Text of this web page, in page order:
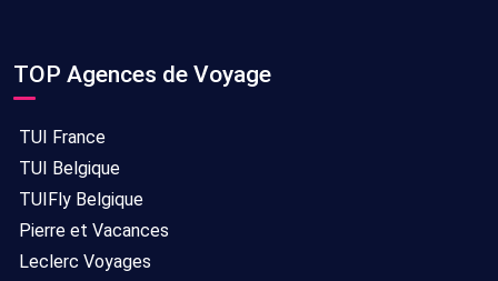
TOP Agences de Voyage
TUI France
TUI Belgique
TUIFly Belgique
Pierre et Vacances
Leclerc Voyages